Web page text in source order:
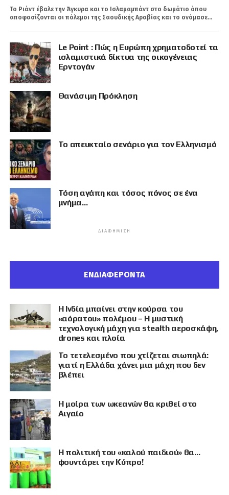
Το Ριάντ έβαλε την Άγκυρα και τo Ισλαμαμπάντ στο δωμάτιο όπου
αποφασίζονται οι πόλεμοι της Σαουδικής Αραβίας και το ονόμασε...
Le Point : Πώς η Ευρώπη χρηματοδοτεί τα
ισλαμιστικά δίκτυα της οικογένειας
Ερντογάν
Θανάσιμη Πρόκληση
Το απευκταίο σενάριο για τον Ελληνισμό
Τόση αγάπη και τόσος πόνος σε ένα
μνήμα…
ΔΙΑΦΉΜΙΣΗ
ΕΝΔΙΑΦΕΡΟΝΤΑ
Η Ινδία μπαίνει στην κούρσα του
«αόρατου» πολέμου – Η μυστική
τεχνολογική μάχη για stealth αεροσκάφη,
drones και πλοία
Το τετελεσμένο που χτίζεται σιωπηλά:
γιατί η Ελλάδα χάνει μια μάχη που δεν
βλέπει
Η μοίρα των ωκεανών θα κριθεί στο
Αιγαίο
Η πολιτική του «καλού παιδιού» θα…
φουντάρει την Κύπρο!